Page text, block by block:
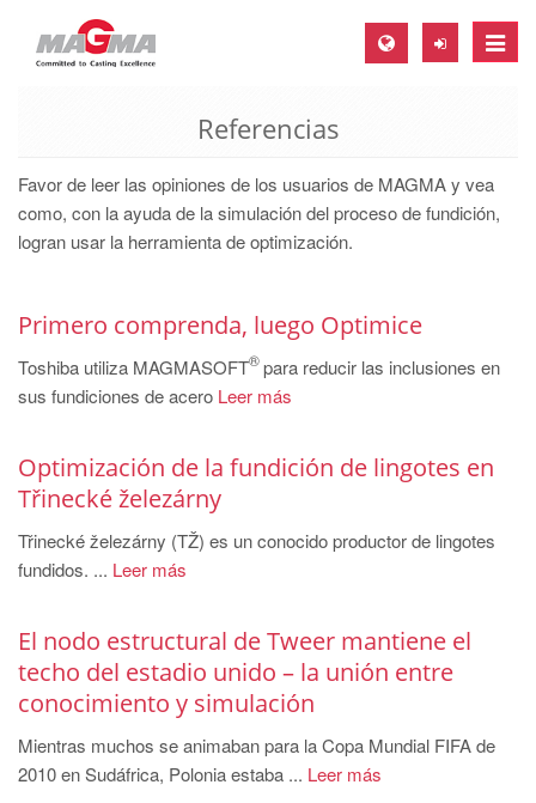
Toggle
MAGMA Europe, Germany
EN
CS
EN
ES
MAGMA South-America, Brazil
PT
ES
EN
TR
MAGMA China
EN
Referencias
Favor de leer las opiniones de los usuarios de MAGMA y vea
como, con la ayuda de la simulación del proceso de fundición,
logran usar la herramienta de optimización.
Primero comprenda, luego Optimice
Toshiba utiliza MAGMASOFT
®para reducir las inclusiones en
sus fundiciones de acero Leer más
Optimización de la fundición de lingotes en
Třinecké železárny
Třinecké železárny (TŽ) es un conocido productor de lingotes
fundidos. ... Leer más
El nodo estructural de Tweer mantiene el
techo del estadio unido – la unión entre
conocimiento y simulación
Mientras muchos se animaban para la Copa Mundial FIFA de
2010 en Sudáfrica, Polonia estaba ... Leer más